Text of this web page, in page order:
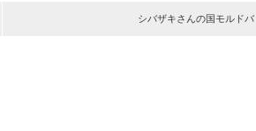
シバザキさんの国モルドバ